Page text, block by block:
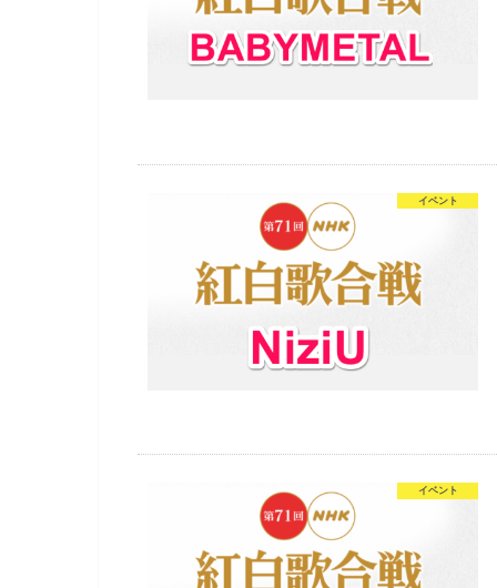
イベント
イベント